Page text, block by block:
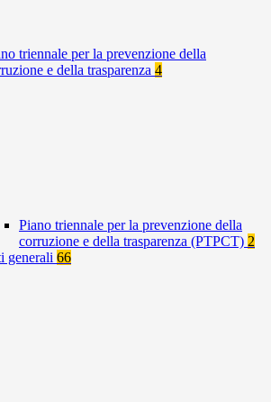
triennale per la prevenzione della
e della trasparenza 4
Piano triennale per la prevenzione della
corruzione e della trasparenza (PTPCT) 2
generali 66